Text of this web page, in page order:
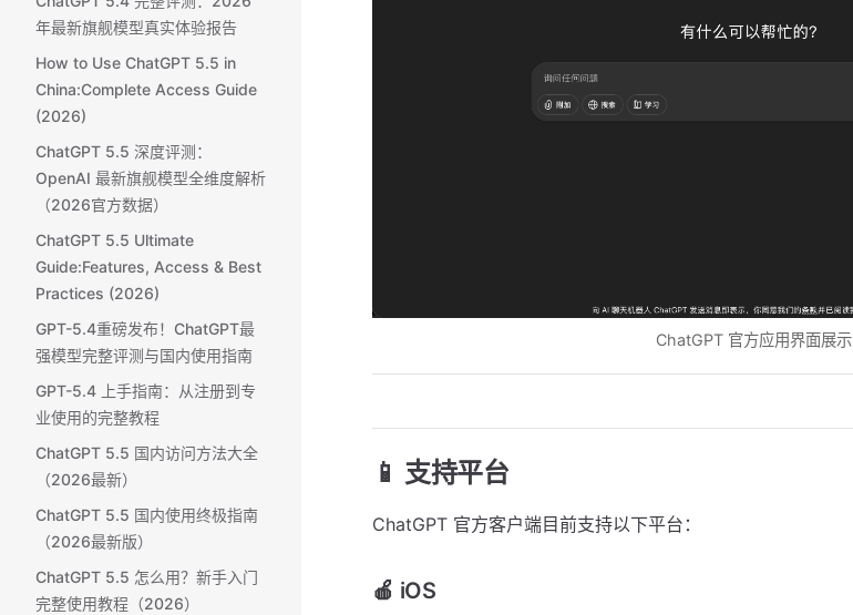
年最新旗舰模型真实体验报告
How to Use ChatGPT 5.5 in
China:Complete Access Guide
(2026)
ChatGPT 5.5 深度评测：
OpenAI 最新旗舰模型全维度解析
（2026官方数据）
ChatGPT 5.5 Ultimate
Guide:Features, Access & Best
Practices (2026)
GPT-5.4重磅发布！ChatGPT最
强模型完整评测与国内使用指南
GPT-5.4 上手指南：从注册到专
业使用的完整教程
ChatGPT 5.5 国内访问方法大全
（2026最新）
ChatGPT 5.5 国内使用终极指南
（2026最新版）
ChatGPT 5.5 怎么用？新手入门
完整使用教程（2026）
ChatGPT 官方应用界面展示
📱 支持平台
ChatGPT 官方客户端目前支持以下平台：
🍎 iOS